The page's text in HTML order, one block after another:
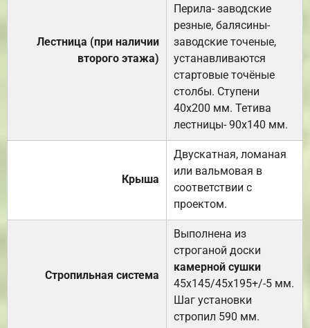
Лестница (при наличии
второго этажа)
Перила- заводские
резные, балясины-
заводские точеные,
устанавливаются
стартовые точёные
столбы. Ступени
40х200 мм. Тетива
лестницы- 90х140 мм.
Крыша
Двускатная, ломаная
или вальмовая в
соответствии с
проектом.
Стропильная система
Выполнена из
строганой доски
камерной сушки
45х145/45х195+/-5 мм.
Шаг установки
стропил 590 мм.